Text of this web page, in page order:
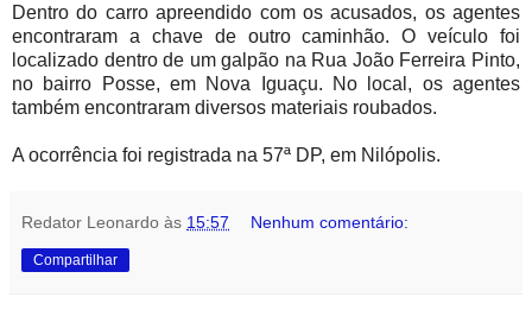
Dentro do carro apreendido com os acusados, os agentes
encontraram a chave de outro caminhão. O veículo foi
localizado dentro de um galpão na Rua João Ferreira Pinto,
no bairro Posse, em Nova Iguaçu. No local, os agentes
também encontraram diversos materiais roubados.
A ocorrência foi registrada na 57ª DP, em Nilópolis.
Redator Leonardo às 15:57 Nenhum comentário:
Compartilhar